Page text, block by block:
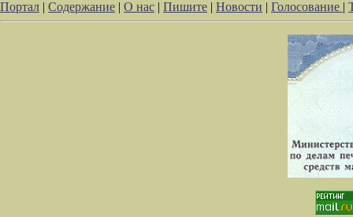
Портал | Содержание | О нас | Пишите | Новости | Голосование |